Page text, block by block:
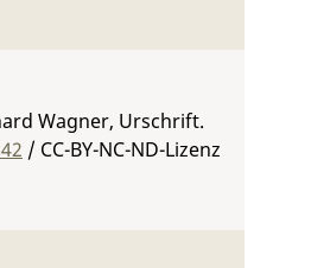
Wagner, Urschrift.
/ CC-BY-NC-ND-Lizenz